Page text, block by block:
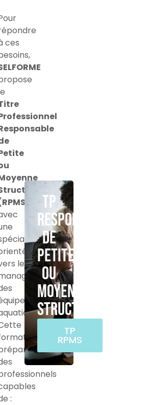
ces
le
:
TP
Responsable
de
petite
ou
moyenne
structure
TP
RPMS